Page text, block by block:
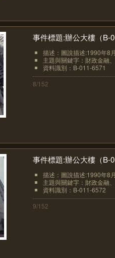
事件標題:辦公大樓（B-
描述：圖說描述:1990年8
主題與關鍵字：財政金融
資料識別：B-011-6571
8/152
事件標題:辦公大樓（B-
描述：圖說描述:1990年8
主題與關鍵字：財政金融
資料識別：B-011-6572
9/152